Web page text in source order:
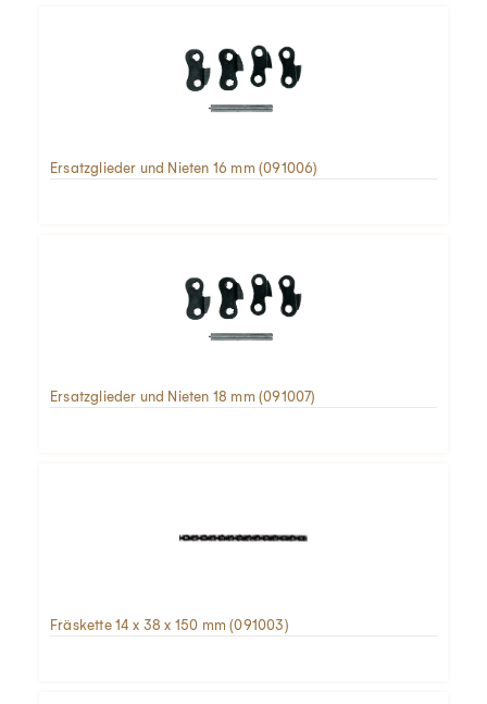
Ersatzglieder und Nieten 16 mm (091006)
Ersatzglieder und Nieten 18 mm (091007)
Fräskette 14 x 38 x 150 mm (091003)